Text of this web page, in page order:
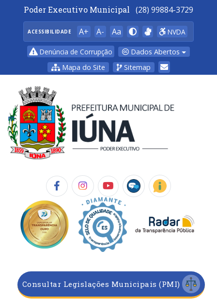
Poder Executivo Municipal (28) 99884-3729
ACESSIBILIDADE A+ A- Aa NVDA
Denúncia de Corrupção
Dados Abertos
Mapa do Site
Sitemap
Consultar Legislações Municipais (PMI)